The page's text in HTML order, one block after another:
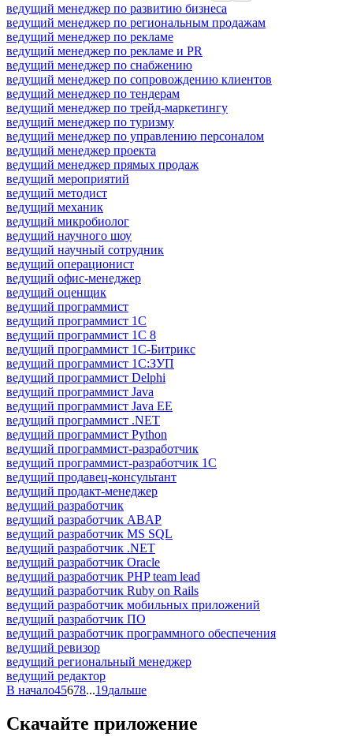
ведущий менеджер по развитию бизнеса
ведущий менеджер по региональным продажам
ведущий менеджер по рекламе
ведущий менеджер по рекламе и PR
ведущий менеджер по снабжению
ведущий менеджер по сопровождению клиентов
ведущий менеджер по тендерам
ведущий менеджер по трейд-маркетингу
ведущий менеджер по туризму
ведущий менеджер по управлению персоналом
ведущий менеджер проекта
ведущий менеджер прямых продаж
ведущий мероприятий
ведущий методист
ведущий механик
ведущий микробиолог
ведущий научного шоу
ведущий научный сотрудник
ведущий операционист
ведущий офис-менеджер
ведущий оценщик
ведущий программист
ведущий программист 1C
ведущий программист 1С 8
ведущий программист 1С-Битрикс
ведущий программист 1С:ЗУП
ведущий программист Delphi
ведущий программист Java
ведущий программист Java EE
ведущий программист .NET
ведущий программист Python
ведущий программист-разработчик
ведущий программист-разработчик 1С
ведущий продавец-консультант
ведущий продакт-менеджер
ведущий разработчик
ведущий разработчик ABAP
ведущий разработчик MS SQL
ведущий разработчик .NET
ведущий разработчик Oracle
ведущий разработчик PHP team lead
ведущий разработчик Ruby on Rails
ведущий разработчик мобильных приложений
ведущий разработчик ПО
ведущий разработчик программного обеспечения
ведущий ревизор
ведущий региональный менеджер
ведущий редактор
В начало45678...19дальше
Скачайте приложение